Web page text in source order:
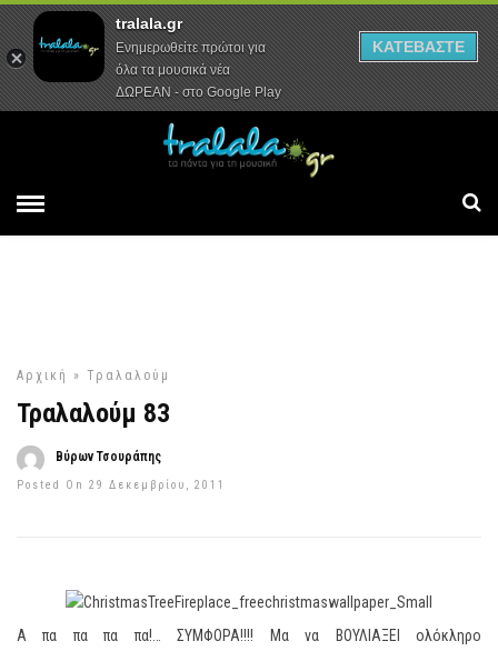
Αρχική Συνεντεύξεις Ρεπορτάζ
Αρχική » Τραλαλούμ
Τραλαλούμ 83
Βύρων Τσουράπης
Posted On 29 Δεκεμβρίου, 2011
Α πα πα πα πα!… ΣΥΜΦΟΡΑ!!!! Μα να ΒΟΥΛΙΑΞΕΙ ολόκληρο
tralala.gr
Ενημερωθείτε πρώτοι για
όλα τα μουσικά νέα
ΔΩΡΕΑΝ - στο Google Play
ΚΑΤΕΒΑΣΤΕ